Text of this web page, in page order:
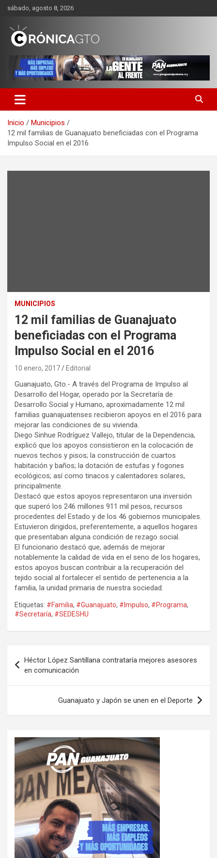
Saltar
contenido
sábado, agosto 8, 2026
CRONICA GUANAJUATO
Inicio
Municipios
12 mil familias de Guanajuato beneficiadas con el Programa
Impulso Social en el 2016
MUNICIPIOS
12 mil familias de Guanajuato
beneficiadas con el Programa
Impulso Social en el 2016
10 enero, 2017 Editorial
Guanajuato, Gto.- A través del Programa de Impulso al
Desarrollo del Hogar, operado por la Secretaría de
Desarrollo Social y Humano, aproximadamente 12 mil
familias guanajuatenses recibieron apoyos en el 2016 para
mejorar las condiciones de su vivienda.
Diego Sinhue Rodríguez Vallejo, titular de la Dependencia,
explicó que los apoyos consistieron en la colocación de
nuevos techos y pisos; la construcción de cuartos
habitación y baños; la dotación de estufas y fogones
ecológicos; así como tinacos y calentadores solares,
principalmente.
Destacó que estos apoyos representaron una inversión
que superó los 246 millones 911 mil pesos, recursos
procedentes del Estado y de los 46 gobiernos municipales.
Estuvieron dirigidos, preferentemente, a aquellos hogares
que presentaban alguna condición de rezago social.
El funcionario destacó que, además de mejorar
notablemente la calidad de vida en el seno de los hogares,
estos apoyos buscan contribuir a la recuperación del
tejido social al fortalecer el sentido de pertenencia a la
familia, la unidad primaria de nuestra sociedad.
Etiquetas: #Familia, #Guanajuato, #Impulso, #Programa,
#Secretaría, #SEDESHU
de
entradas
Héctor López Santillana contrataría mejores asesores
en comunicación
Guanajuato y Japón se unen en el Deporte